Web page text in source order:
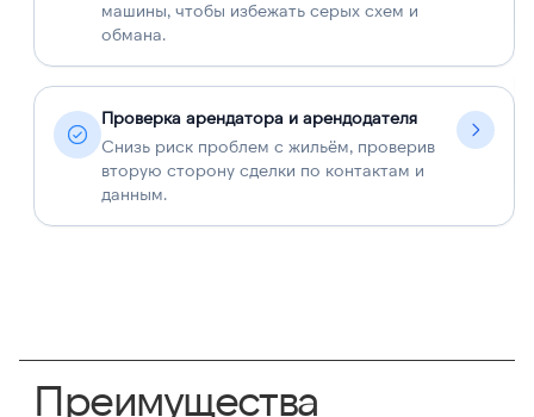
машины, чтобы избежать серых схем и
обмана.
Проверка арендатора и арендодателя
Снизь риск проблем с жильём, проверив
вторую сторону сделки по контактам и
данным.
Преимущества